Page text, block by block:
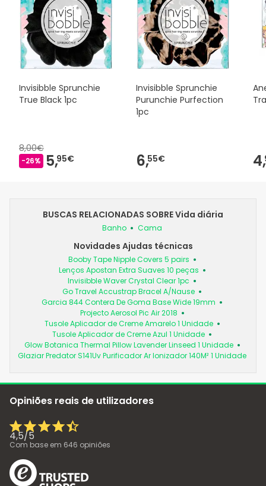
Invisibble Sprunchie
True Black 1pc
8,00€
-26% 5,95€
Invisibble Sprunchie
Purunchie Purfection
1pc
6,55€ 4,
BUSCAS RELACIONADAS SOBRE Vida diária
Banho Cama
Novidades Ajudas técnicas
Booby Tape Nipple Covers 5 pairs
Lenços Apostan Extra Suaves 10 peças
Invisibble Waver Crystal Clear 1pc
Go Travel Accustrap Bracel A/Nause
Garcia 844 Contera De Goma Base Wide 19mm
Projecto Aerosol Pic Air 2018
Tusole Aplicador de Creme Amarelo 1 Unidade
Tusole Aplicador de Creme Azul 1 Unidade
Glow Botanica Thermal Pillow Lavender Linseed 1 Unidade
Glaziar Predator S141Uv Purificador Ar Ionizador 140M² 1 Unidade
Opiniões reais de utilizadores
4,5/5
Com base em 646 opiniões